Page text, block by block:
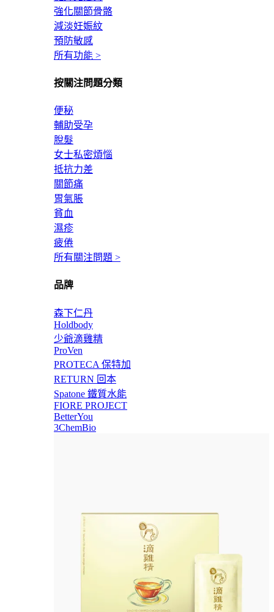
強化關節骨骼
減淡妊娠紋
預防敏感
所有功能 >
按關注問題分類
便秘
輔助受孕
脫髮
女士私密煩惱
抵抗力差
關節痛
胃氣脹
貧血
濕疹
疲倦
所有關注問題 >
品牌
森下仁丹
Holdbody
少爺滴雞精
ProVen
PROTECA 保特加
RETURN 回本
Spatone 鐵質水能
FIORE PROJECT
BetterYou
3ChemBio